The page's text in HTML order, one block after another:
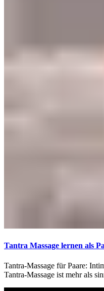
Tantra Massage lernen als
Tantra-Massage für Paare:
Tantra-Massage ist mehr als